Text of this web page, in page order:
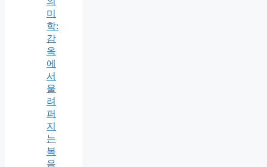
미
학:
감
옥
에
서
울
려
퍼
지
는
복
음